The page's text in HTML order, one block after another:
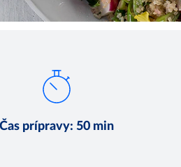
Čas prípravy:50 min